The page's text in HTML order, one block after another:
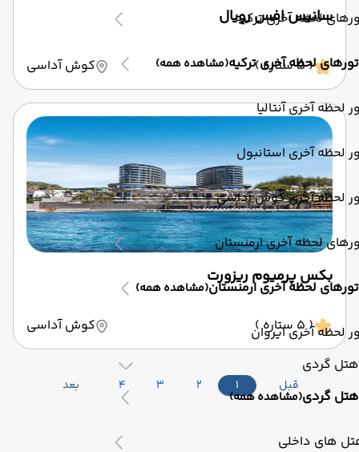
لحظه آخری ترکیه
تورهای لحظه آخری ترکیه(مشاهده همه)
لحظه آخری آنتالیا
لحظه آخری استانبول
لحظه آخری کوش آداسی
لحظه آخری ارمنستان
تورهای لحظه آخری ارمنستان(مشاهده همه)
لحظه آخری ایروان
هتل گردی
هتل گردی(مشاهده همه)
های داخلی
سانیس افس رویال
( 5 ستاره ) کوش آداسی
بکس پرمیوم ریزورت
( 5 ستاره ) کوش آداسی
قبل 1
2
3
4 بعد